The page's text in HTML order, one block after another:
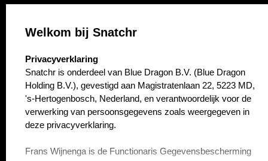
Welkom bij Snatchr
select language
Privacyverklaring
Snatchr is onderdeel van Blue Dragon B.V. (Blue Dragon
Holding B.V.), gevestigd aan Magistratenlaan 22, 5223 MD,
's-Hertogenbosch, Nederland, en verantwoordelijk voor de
verwerking van persoonsgegevens zoals weergegeven in
deze privacyverklaring.
Frans Wijnenga is de Functionaris Gegevensbescherming